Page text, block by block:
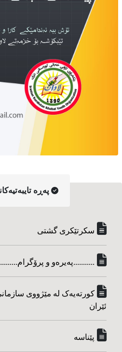
په‌ڕه‌
سکرتێکری گشتی
...........په‌یره‌و و
کورته‌یه‌ک له مێژووی
ئێران
پێناسه‌